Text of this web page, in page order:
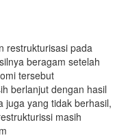
restrukturisasi pada
beragam setelah
tersebut
berlanjut dengan hasil
juga yang tidak berhasil,
masih